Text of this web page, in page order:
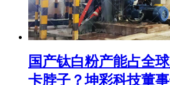
国产钛白粉产能占全
卡脖子？坤彩科技董